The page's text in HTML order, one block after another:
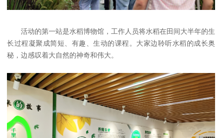
活动的第一站是水稻博物馆，工作人员将水稻在田间大半年的生
长过程凝聚成简短、有趣、生动的课程。大家边聆听水稻的成长奥
秘，边感叹着大自然的神奇和伟大。